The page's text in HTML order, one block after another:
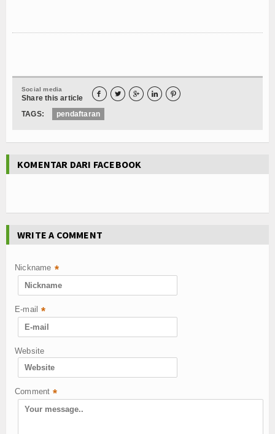
Social media
Share this article     
TAGS: pendaftaran
KOMENTAR DARI FACEBOOK
WRITE A COMMENT
Nickname *
E-mail *
Website
Comment *